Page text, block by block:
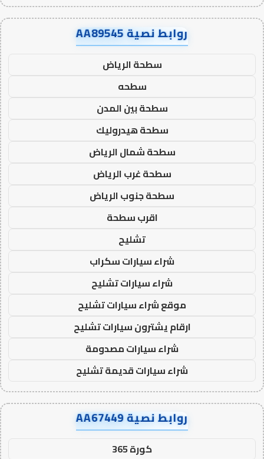
روابط نصية AA89545
سطحة الرياض
سطحه
سطحة بين المدن
سطحة هيدروليك
سطحة شمال الرياض
سطحة غرب الرياض
سطحة جنوب الرياض
اقرب سطحة
تشليح
شراء سيارات سكراب
شراء سيارات تشليح
موقع شراء سيارات تشليح
ارقام يشترون سيارات تشليح
شراء سيارات مصدومة
شراء سيارات قديمة تشليح
روابط نصية AA67449
كورة 365